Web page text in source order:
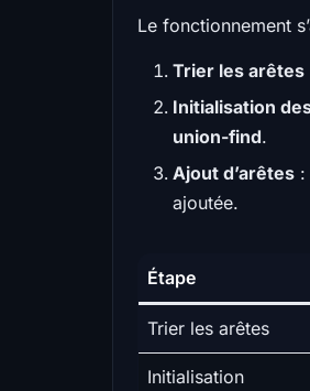
Le fonctionnement
Trier les arêtes
Initialisation
union-find.
Ajout d’arêtes :
ajoutée.
Étape
Trier les arêtes
Initialisation